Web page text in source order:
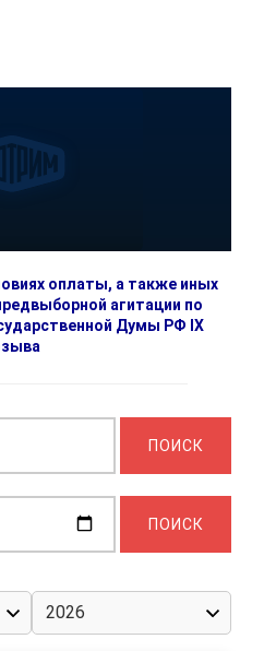
оплаты, а также иных
агитации по
Думы РФ IX